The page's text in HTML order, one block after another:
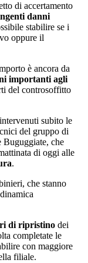
di accertamento
danni
stabilire se i
oppure il
è ancora da
importanti agli
del controsoffitto
subito le
del gruppo di
che
di oggi alle
.
che stanno
di ripristino dei
completate le
con maggiore
filiale.